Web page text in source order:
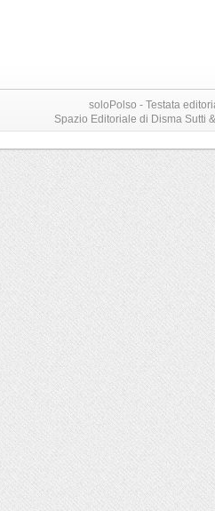
soloPolso - Testata
Spazio Editoriale di Disma Sutti